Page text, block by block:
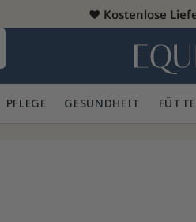
♥️ Kostenlose
PFLEGE 🪮 GESUNDHEIT ✨